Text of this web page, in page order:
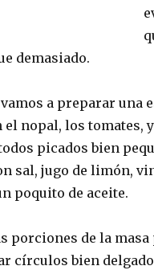
demasiado.
a preparar una
el nopal, los tomates,
picados bien
sal, jugo de limón,
poquito de aceite.
porciones de la masa
círculos bien